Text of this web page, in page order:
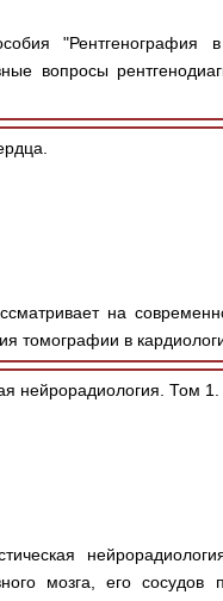
"Рентгенография
вопросы
на
томографии в
нейрорадиология. Том 1.
мозга, его